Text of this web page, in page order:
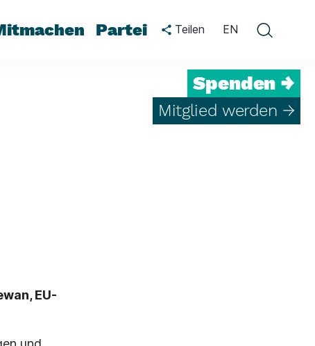
Partei Teilen EN
Spenden →
Mitglied werden →
EU-